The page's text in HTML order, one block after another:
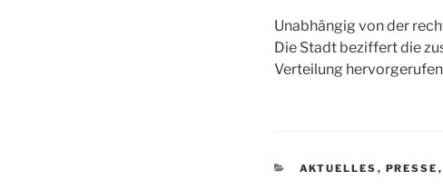
Unabhängig von der
Die Stadt beziffert die
Verteilung
KATEGORIEN
AKTUELLES , PRESSE ,